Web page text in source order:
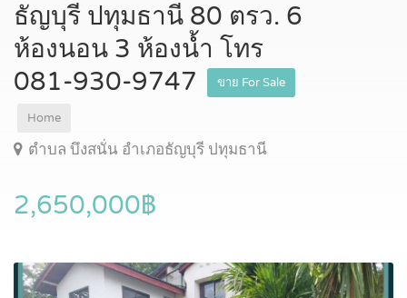
ธัญบุรี ปทุมธานี 80 ตรว. 6
ห้องนอน 3 ห้องน้ำ โทร
081-930-9747
ขาย For Sale
Home
ตำบล บึงสนั่น อำเภอธัญบุรี ปทุมธานี
2,650,000฿